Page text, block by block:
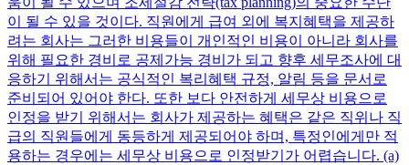
이 될 수 있을 것이다. 직원에게 급여 외에 복지혜택을 제공하
려는 회사는 그러한 비용들이 개인적인 비용이 아니라 회사를
위해 필요한 경비로 공제가능 경비가 되고 향후 세무조사에 대
응하기 위해서는 공식적인 복리혜택 규정, 알림 등을 문서로
준비되어 있어야 한다. 또한 보다 안전하게 세무상 비용으로
인정을 받기 위해서는 회사가 제공하는 혜택은 같은 직위나 직
급의 직원들에게 동등하게 제공되어야 하며, 특정인에게만 적
용하는 경우에는 세무상 비용으로 인정받기가 어렵습니다. (a)